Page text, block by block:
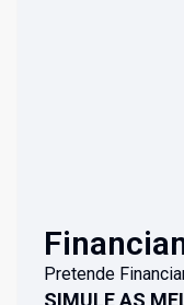
Pretende